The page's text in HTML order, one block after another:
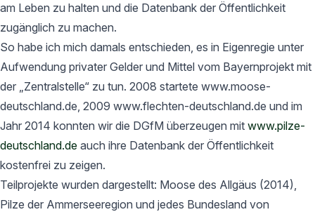
am Leben zu halten und die Datenbank der Öffentlichkeit
zugänglich zu machen.
So habe ich mich damals entschieden, es in Eigenregie unter
Aufwendung privater Gelder und Mittel vom Bayernprojekt mit
der „Zentralstelle“ zu tun. 2008 startete www.moose-
deutschland.de, 2009 www.flechten-deutschland.de und im
Jahr 2014 konnten wir die DGfM überzeugen mit www.pilze-
deutschland.de auch ihre Datenbank der Öffentlichkeit
kostenfrei zu zeigen.
Teilprojekte wurden dargestellt: Moose des Allgäus (2014),
Pilze der Ammerseeregion und jedes Bundesland von